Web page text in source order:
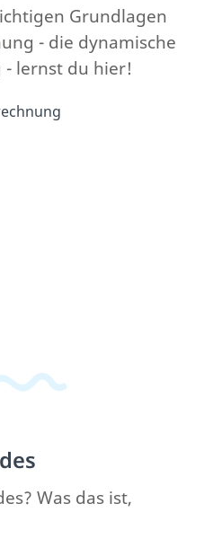
Grundlagen
- die dynamische
lernst du hier!
Was das ist,